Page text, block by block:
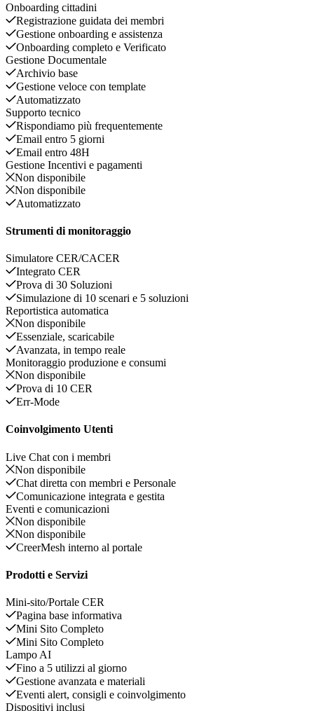
Onboarding cittadini
Registrazione guidata dei membri
Gestione onboarding e assistenza
Onboarding completo e Verificato
Gestione Documentale
Archivio base
Gestione veloce con template
Automatizzato
Supporto tecnico
Rispondiamo più frequentemente
Email entro 5 giorni
Email entro 48H
Gestione Incentivi e pagamenti
Non disponibile
Non disponibile
Automatizzato
Strumenti di monitoraggio
Simulatore CER/CACER
Integrato CER
Prova di 30 Soluzioni
Simulazione di 10 scenari e 5 soluzioni
Reportistica automatica
Non disponibile
Essenziale, scaricabile
Avanzata, in tempo reale
Monitoraggio produzione e consumi
Non disponibile
Prova di 10 CER
Err-Mode
Coinvolgimento Utenti
Live Chat con i membri
Non disponibile
Chat diretta con membri e Personale
Comunicazione integrata e gestita
Eventi e comunicazioni
Non disponibile
Non disponibile
CreerMesh interno al portale
Prodotti e Servizi
Mini-sito/Portale CER
Pagina base informativa
Mini Sito Completo
Mini Sito Completo
Lampo AI
Fino a 5 utilizzi al giorno
Gestione avanzata e materiali
Eventi alert, consigli e coinvolgimento
Dispositivi inclusi